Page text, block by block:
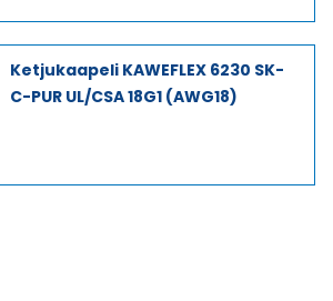
Ketjukaapeli KAWEFLEX 6230 SK-
C-PUR UL/CSA 18G1 (AWG18)